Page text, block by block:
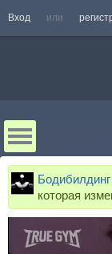
Вход или
которая